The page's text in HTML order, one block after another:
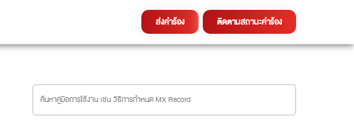
ส่งคำร้อง ติดตามสถานะคำร้อง